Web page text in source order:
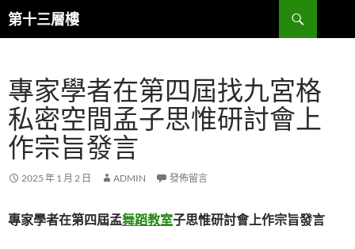
跳
至
內
第十三層樓
搜
尋
專家學者在第四屆找九宮格
私密空間孟子思惟研討會上
作宗旨發言
2025 年 1 月 2 日 ADMIN 發佈留言
專家學者在第四屆孟舞蹈教室子思惟研討會上作宗旨發言